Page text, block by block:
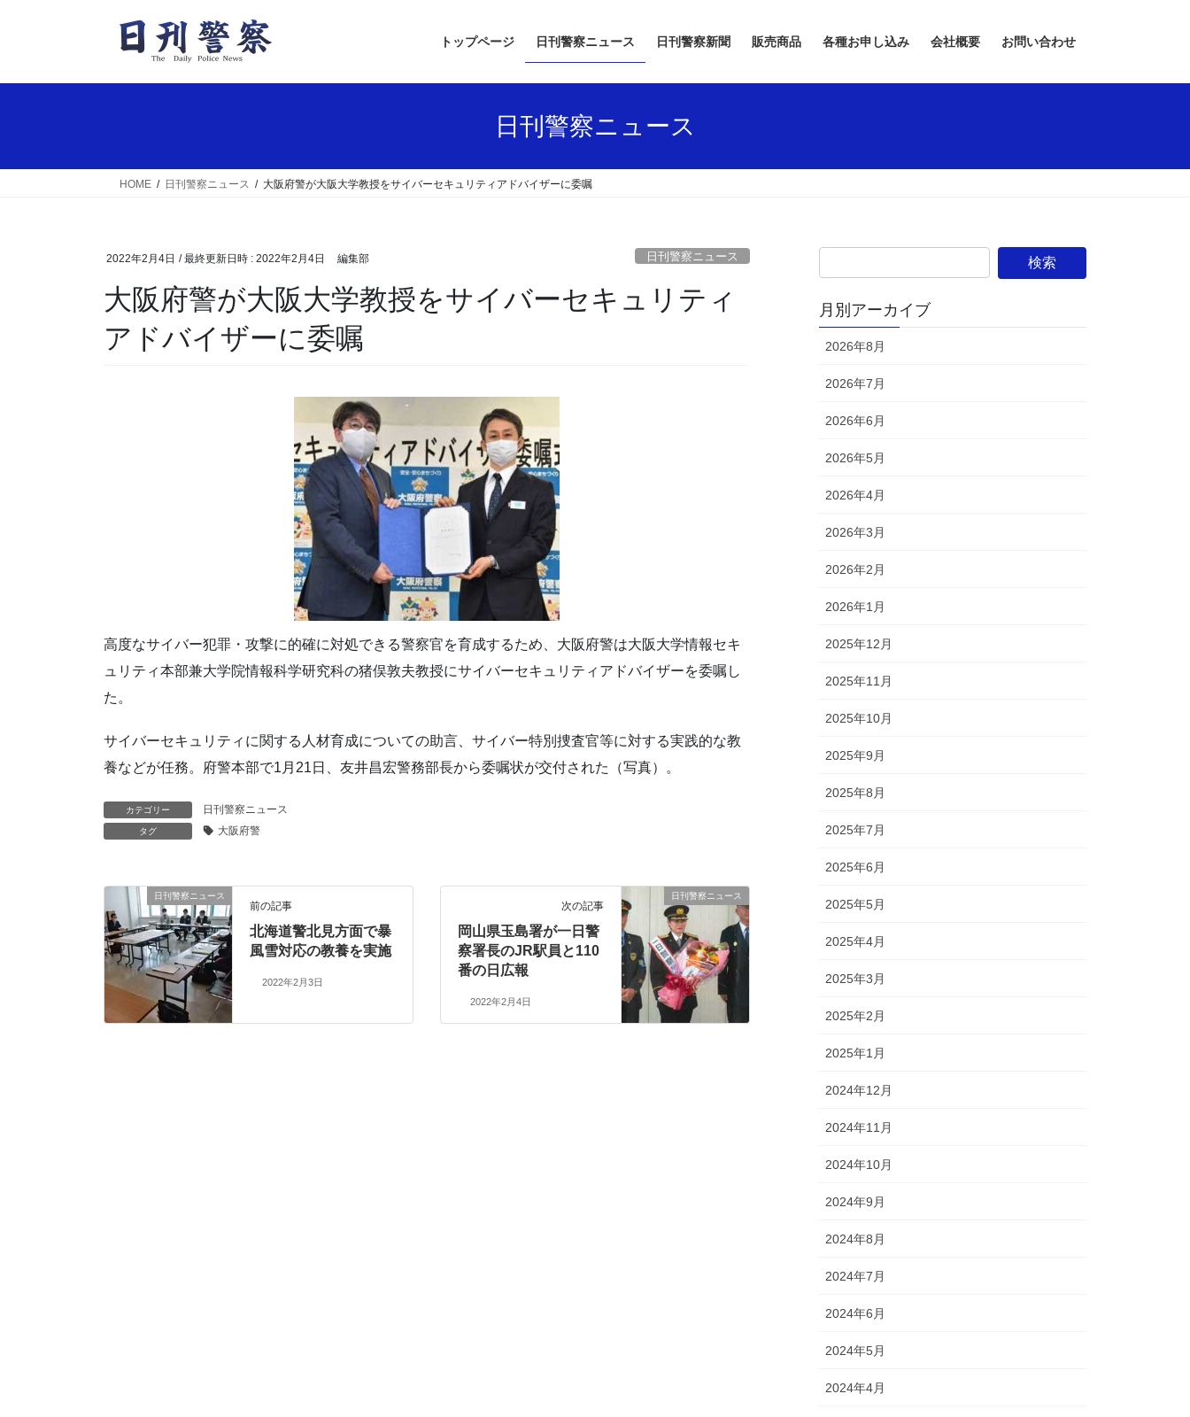
トップページ 日刊警察ニュース 日刊警察新聞 販売商品 各種お申し込み 会社概要 お問い合わせ
日刊警察ニュース
HOME 日刊警察ニュース 大阪府警が大阪大学教授をサイバーセキュリティアドバイザーに委嘱
2022年2月4日 / 最終更新日時 : 2022年2月4日 編集部 日刊警察ニュース
大阪府警が大阪大学教授をサイバーセキュリティ
アドバイザーに委嘱
高度なサイバー犯罪・攻撃に的確に対処できる警察官を育成するため、大阪府警は大阪大学情報セキ
ュリティ本部兼大学院情報科学研究科の猪俣敦夫教授にサイバーセキュリティアドバイザーを委嘱し
た。
サイバーセキュリティに関する人材育成についての助言、サイバー特別捜査官等に対する実践的な教
養などが任務。府警本部で1月21日、友井昌宏警務部長から委嘱状が交付された（写真）。
カテゴリー 日刊警察ニュース
タグ 大阪府警
日刊警察ニュース
前の記事
北海道警北見方面で暴
風雪対応の教養を実施
2022年2月3日
日刊警察ニュース
次の記事
岡山県玉島署が一日警
察署長のJR駅員と110
番の日広報
2022年2月4日
月別アーカイブ
2026年8月
2026年7月
2026年6月
2026年5月
2026年4月
2026年3月
2026年2月
2026年1月
2025年12月
2025年11月
2025年10月
2025年9月
2025年8月
2025年7月
2025年6月
2025年5月
2025年4月
2025年3月
2025年2月
2025年1月
2024年12月
2024年11月
2024年10月
2024年9月
2024年8月
2024年7月
2024年6月
2024年5月
2024年4月